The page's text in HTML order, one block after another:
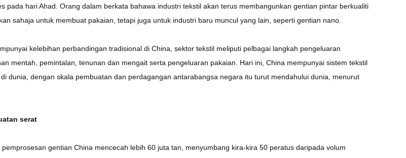
pada hari Ahad. Orang dalam berkata bahawa industri tekstil akan terus membangunkan gentian pintar berkualiti
sahaja untuk membuat pakaian, tetapi juga untuk industri baru muncul yang lain, seperti gentian nano.
kelebihan perbandingan tradisional di China, sektor tekstil meliputi pelbagai langkah pengeluaran
mentah, pemintalan, tenunan dan mengait serta pengeluaran pakaian. Hari ini, China mempunyai sistem tekstil
dunia, dengan skala pembuatan dan perdagangan antarabangsa negara itu turut mendahului dunia, menurut
serat
gentian China mencecah lebih 60 juta tan, menyumbang kira-kira 50 peratus daripada volum